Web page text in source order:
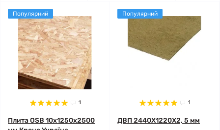
Популярний
1
Плита OSB 10x1250x2500
Популярний
1
ДВП 2440X1220X2, 5 мм